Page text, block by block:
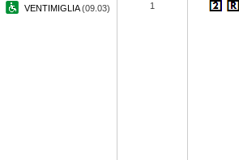
VENTIMIGLIA(09.03) 1